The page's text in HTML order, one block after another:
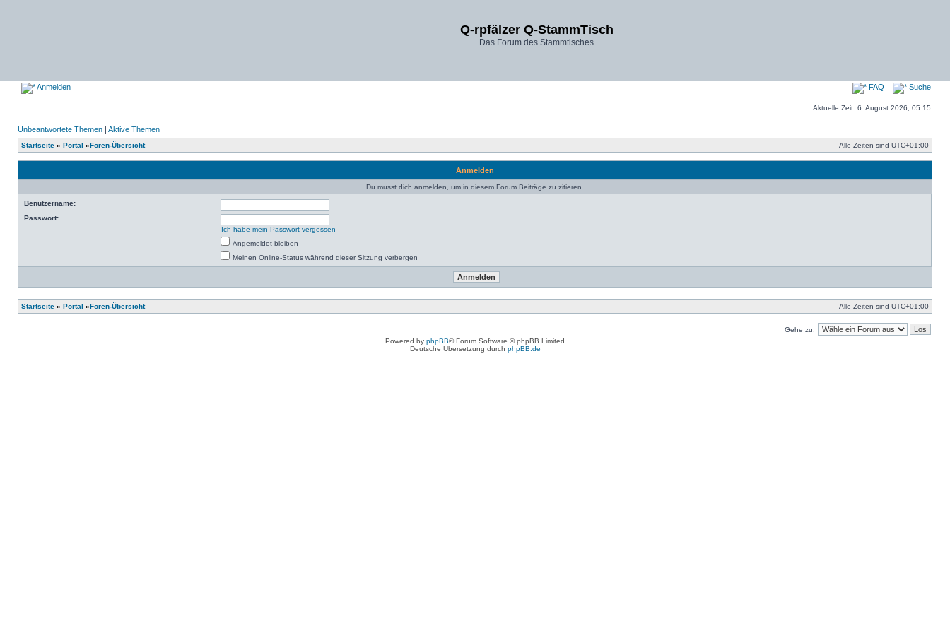
Q-rpfälzer Q-StammTisch
Das Forum des Stammtisches
Anmelden FAQ Suche
Aktuelle Zeit: 6. August 2026, 05:15
Unbeantwortete Themen | Aktive Themen
Startseite » Portal »Foren-Übersicht Alle Zeiten sind UTC+01:00
Anmelden
Du musst dich anmelden, um in diesem Forum Beiträge zu zitieren.
Benutzername:
Passwort:
Ich habe mein Passwort vergessen
Angemeldet bleiben
Meinen Online-Status während dieser Sitzung verbergen
Startseite » Portal »Foren-Übersicht Alle Zeiten sind UTC+01:00
Gehe zu:
Powered by phpBB® Forum Software © phpBB Limited
Deutsche Übersetzung durch phpBB.de